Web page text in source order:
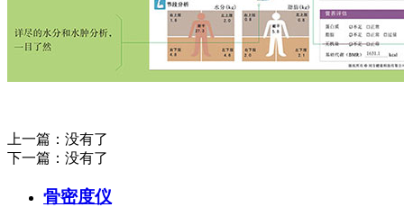
上一篇：没有了
下一篇：没有了
骨密度仪